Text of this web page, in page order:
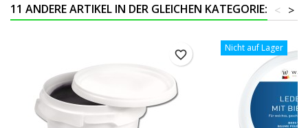
11 ANDERE ARTIKEL IN DER GLEICHEN KATEGORIE: >
<
favorite_border
Nicht auf Lager